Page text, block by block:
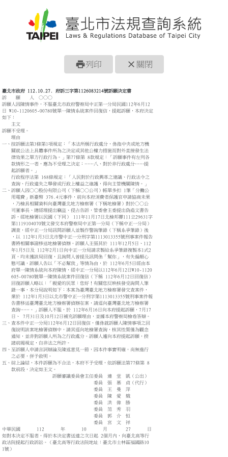
print列印 close 關閉
臺北市政府 112.10.27. 府訴三字第1126083214號訴願決定書
訴 願 人 ○○○
訴願人因陳情事件，不服臺北市政府警察局中正第一分局民國112年6月12
日 W10-1120605-00780號單一陳情系統案件回復信，提起訴願，本府決定
如下：
主文
訴願不受理。
理由
一、按訴願法第3條第1項規定：「本法所稱行政處分，係指中央或地方機
關就公法上具體事件所為之決定或其他公權力措施而對外直接發生法
律效果之單方行政行為。」第77條第 8款規定：「訴願事件有左列各
款情形之一者，應為不受理之決定：……八、對於非行政處分……提
起訴願者。」
行政程序法第 168條規定：「人民對於行政興革之建議、行政法令之
查詢、行政違失之舉發或行政上權益之維護，得向主管機關陳情。」
二、訴願人因○○股份有限公司（下稱○○公司）帳單多扣 1筆「分攤公
用電費」新臺幣 376.4元事件，前向本府消費者保護官申請協商未果
，乃檢具相關資料向臺灣臺北地方檢察署（下稱地檢署）對於○○公
司董事長、總經理提出竊盜、侵占告訴，管委會主委提出偽造文書告
訴，經地檢署以民國（下同） 111年11月17日北檢邦霽111立29631字
第1119104070號文發交本府警察局中正第一分局（下稱中正一分局）
調查，經中正一分局訊問訴願人並製作警詢筆錄（下稱系爭筆錄）後
，以 112年1月3日北市警中正一分刑字第1113013355號刑事案件報告
書將相關事證移送地檢署偵辦。訴願人主張其於 111年12月5日、112
年1月5日及 112年2月1日向中正一分局請求製給系爭筆錄複製本1式2
頁，均未獲該局回復，且詢問人曾提及訊問係「幫你」，有失偏頗心
態可議，訴願人告以「不必幫我」等情為由，於 112年6月5日經由本
府單一陳情系統向本府陳情，經中正一分局以112年6月12日W10-1120
605-00780號單一陳情系統案件回復信（下稱 112年6月12日回復信）
回復訴願人略以：「親愛的民眾：您好！有關您反映核發受詢問人筆
錄一事，本分局說明如下：本案為臺灣臺北地方檢察署發交查案件，
業於 112年1月3日以北市警中正一分刑字第1113013355號刑事案件報
告書移送臺灣臺北地方檢察署偵辦在案，請逕向臺灣臺北地方檢察署
查詢……。」訴願人不服，於 112年6月16日向本府提起訴願，7月17
日、 7月31日及10月12日補充訴願理由，並據本府警察局檢卷答辯。
三、查本件中正一分局112年6月12日回復信，僅係就訴願人陳情事項之回
復說明該案地檢署偵辦中，請其逕向地檢署查詢，核其性質僅為觀念
通知，並非對訴願人所為之行政處分。訴願人遽向本府提起訴願，揆
諸前揭規定，自非法之所許。
四、至訴願人申請言詞辯論及陳述意見一節，因本件事實明確，尚無進行
之必要，併予敘明。
五、綜上論結，本件訴願為不合法，本府不予受理，依訴願法第77條第 8
款前段，決定如主文。
訴願審議委員會主任委員 連 堂 凱（公出）
委員 張 慕 貞（代行）
委員 王 曼 萍
委員 陳 愛 娥
委員 洪 偉 勝
委員 范 秀 羽
委員 郭 介 恒
委員 宮 文 祥
中華民國 112 年 10 月 27 日
如對本決定不服者，得於本決定書送達之次日起 2個月內，向臺北高等行
政法院提起行政訴訟。（臺北高等行政法院地址：臺北市士林區福國路10
1號）